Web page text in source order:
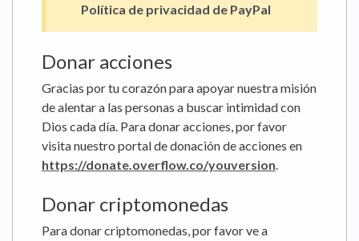
Política de privacidad de PayPal
Donar acciones
Gracias por tu corazón para apoyar nuestra misión
de alentar a las personas a buscar intimidad con
Dios cada día. Para donar acciones, por favor
visita nuestro portal de donación de acciones en
https://donate.overflow.co/youversion.
Donar criptomonedas
Para donar criptomonedas, por favor ve a